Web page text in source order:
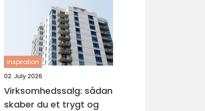
inspiration
02. July 2026
Virksomhedssalg: sådan
skaber du et trygt og